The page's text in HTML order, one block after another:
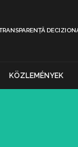
KÖZLEMÉNYEK